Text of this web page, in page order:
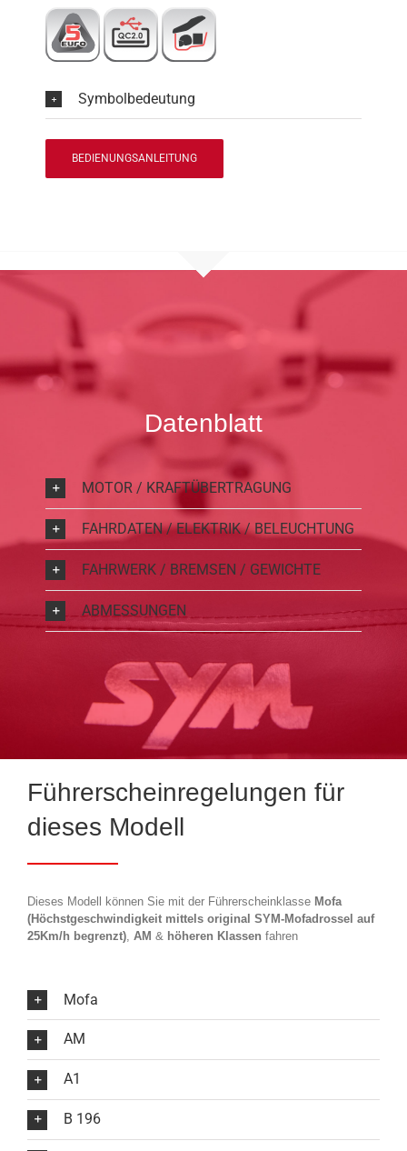
Symbolbedeutung
BEDIENUNGSANLEITUNG
Datenblatt
MOTOR / KRAFTÜBERTRAGUNG
FAHRDATEN / ELEKTRIK / BELEUCHTUNG
FAHRWERK / BREMSEN / GEWICHTE
ABMESSUNGEN
Führerscheinregelungen für
dieses Modell
Dieses Modell können Sie mit der Führerscheinklasse Mofa
(Höchstgeschwindigkeit mittels original SYM-Mofadrossel auf
25Km/h begrenzt) AM & höheren Klassen fahren
Mofa
AM
A1
B 196